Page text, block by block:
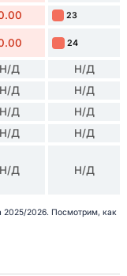
23
24
Н/Д Н/Д
Н/Д Н/Д
Н/Д Н/Д
Н/Д Н/Д
Н/Д Н/Д
2025/2026. Посмотрим, как